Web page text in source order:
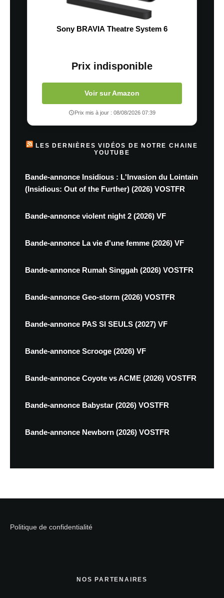
Sony BRAVIA Theatre System 6
Prix indisponible
Voir sur Amazon
Prix mis à jour : 08/08/2026 07:39
LES DERNIÈRES VIDÉOS DE NOTRE CHAINE
YOUTUBE
Bande-annonce Insidious : L'Invasion du Lointain
(Insidious: Out of the Further) (2026) VOSTFR
Bande-annonce violent night 2 (2026) VF
Bande-annonce La vie d'une femme (2026) VF
Bande-annonce Rumah Singgah (2026) VOSTFR
Bande-annonce Geo-storm (2026) VOSTFR
Bande-annonce PAS SI SEULS (2027) VF
Bande-annonce Scrooge (2026) VF
Bande-annonce Coyote vs ACME (2026) VOSTFR
Bande-annonce Babystar (2026) VOSTFR
Bande-annonce Newborn (2026) VOSTFR
Politique de confidentialité
NOS PARTENAIRES